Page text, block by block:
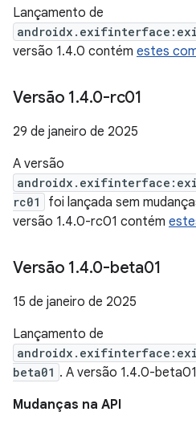
Lançamento de
versão 1.4.0 contém estes
Versão 1.4.0-rc01
29 de janeiro de 2025
A versão
rc01
foi lançada sem
versão 1.4.0-rc01 contém
Versão 1.4.0-beta01
15 de janeiro de 2025
Lançamento de
beta01 . A versão 1.4.0-
Mudanças na API